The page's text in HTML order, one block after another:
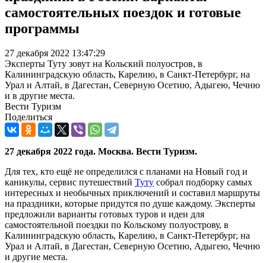
самостоятельных поездок и готовые
программы
27 декабря 2022 13:47:29
Эксперты Туту зовут на Кольский полуостров, в
Калининградскую область, Карелию, в Санкт-Петербург, на
Урал и Алтай, в Дагестан, Северную Осетию, Адыгею, Чечню
и в другие места.
Вести Туризм
Поделиться
27 декабря 2022 года. Москва. Вести Туризм.
Для тех, кто ещё не определился с планами на Новый год и
каникулы, сервис путешествий Туту собрал подборку самых
интересных и необычных приключений и составил маршруты
на праздники, которые придутся по душе каждому. Эксперты
предложили варианты готовых туров и идеи для
самостоятельной поездки по Кольскому полуострову, в
Калининградскую область, Карелию, в Санкт-Петербург, на
Урал и Алтай, в Дагестан, Северную Осетию, Адыгею, Чечню
и другие места.